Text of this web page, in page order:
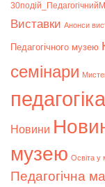
Bиставки Анонси
Педагогічного музею
семінари
педагогіка
Новини
музею Освіта у
Педагогічна